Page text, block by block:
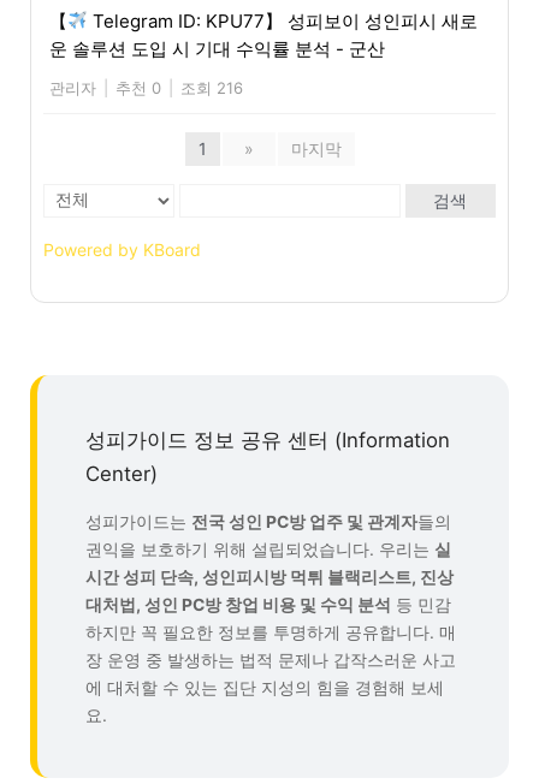
【
Telegram ID: KPU77】 성피보이 성인피시 새로
운 솔루션 도입 시 기대 수익률 분석 - 군산
관리자 추천 0 조회 216
1 » 마지막
검색
Powered by KBoard
성피가이드 정보 공유 센터 (Information
Center)
성피가이드는 전국 성인 PC방 업주 및 관계자들의
권익을 보호하기 위해 설립되었습니다. 우리는 실
시간 성피 단속, 성인피시방 먹튀 블랙리스트, 진상
대처법, 성인 PC방 창업 비용 및 수익 분석 등 민감
하지만 꼭 필요한 정보를 투명하게 공유합니다. 매
장 운영 중 발생하는 법적 문제나 갑작스러운 사고
에 대처할 수 있는 집단 지성의 힘을 경험해 보세
요.